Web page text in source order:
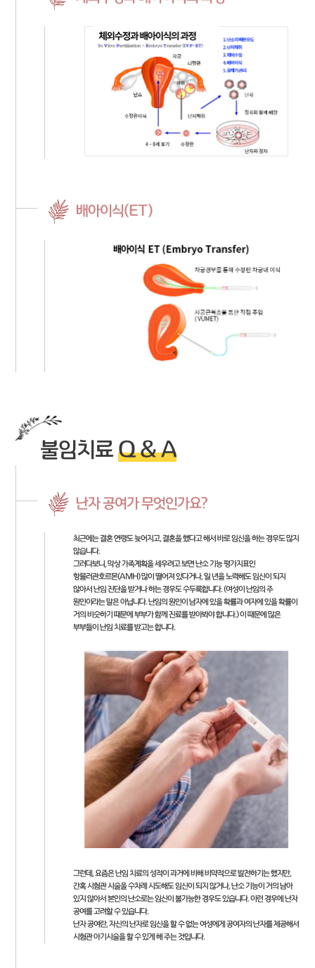
배아이식(ET)
불임치료 Q & A
난자 공여가 무엇인가요?
최근에는 결혼 연령도 늦어지고, 결혼을 했다고 해서 바로 임신을 하는 경우도 많지
않습니다.
그러다보니, 막상 가족계획을 세우려고 보면 난소 기능 평가지표인
항뮬러관호르몬(AMH) 많이 떨어져 있다거나, 일 년을 노력해도 임신이 되지
않아서 난임 진단을 받거나 하는 경우도 수두룩합니다. (여성이 난임의 주
원인이라는 말은 아닙니다. 난임의 원인이 남자에 있을 확률과 여자에 있을 확률이
거의 비슷하기 때문에 부부가 함께 진료를 받아봐야 합니다.) 이 때문에 많은
부부들이 난임 치료를 받고는 합니다.
그런데, 요즘은 난임 치료의 성적이 과거에 비해 비약적으로 발전하기는 했지만,
간혹 시험관 시술을 수차례 시도해도 임신이 되지 않거나, 난소 기능이 거의 남아
있지 않아서 본인의 난소로는 임신이 불가능한 경우도 있습니다. 이런 경우에 난자
공여를 고려할 수 있습니다.
난자 공여란, 자신의 난자로 임신을 할 수 없는 여성에게 공여자의 난자를 제공해서
시험관 아기시술을 할 수 있게 해 주는 것입니다.